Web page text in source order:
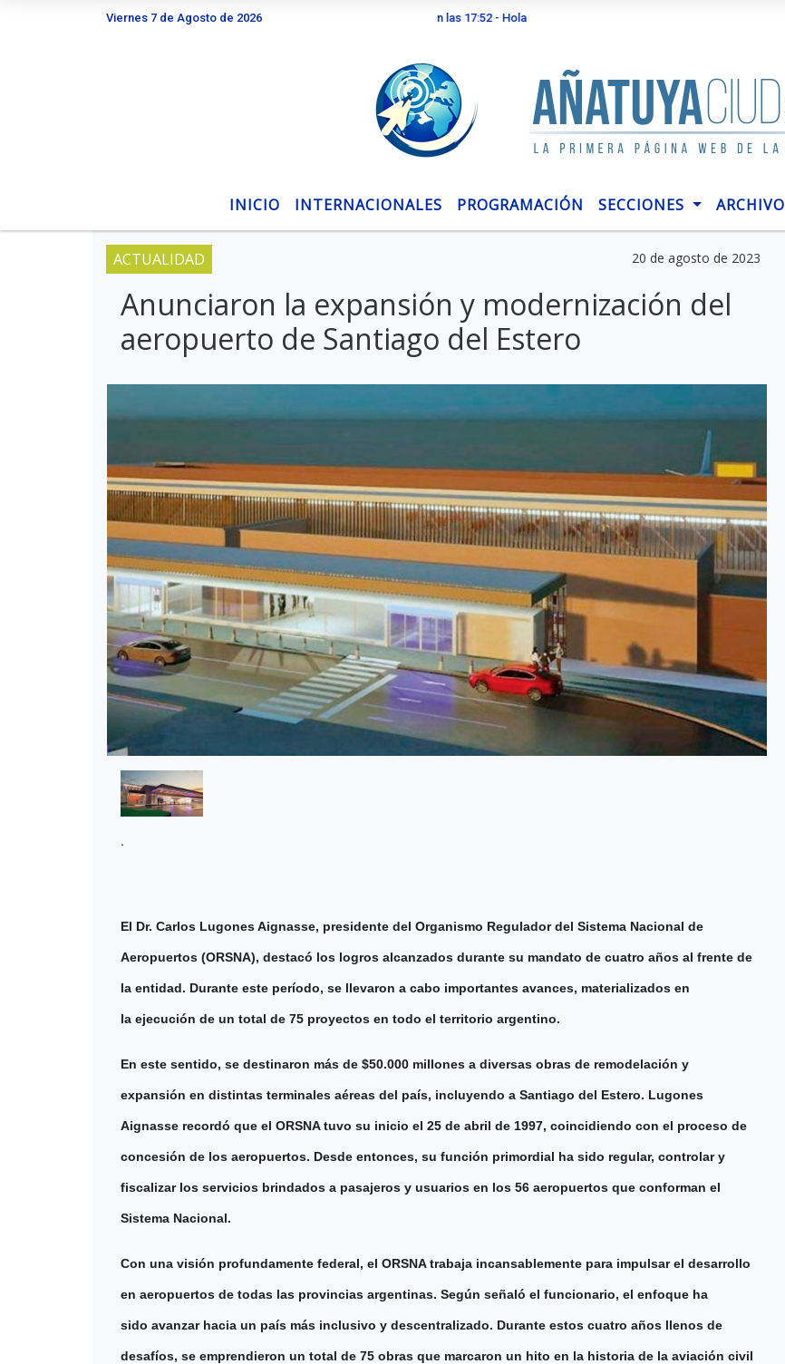
Viernes 7 de Agosto de 2026
Hoy es Viernes 7 de Agosto de 2026 y son las 17:52 - Hola
INICIO INTERNACIONALES PROGRAMACIÓN SECCIONES ARCHIVO
ACTUALIDAD 20 de agosto de 2023
Anunciaron la expansión y modernización del
aeropuerto de Santiago del Estero
.
El Dr. Carlos Lugones Aignasse, presidente del Organismo Regulador del Sistema Nacional de
Aeropuertos (ORSNA), destacó los logros alcanzados durante su mandato de cuatro años al frente de
la entidad. Durante este período, se llevaron a cabo importantes avances, materializados en
la ejecución de un total de 75 proyectos en todo el territorio argentino.
En este sentido, se destinaron más de $50.000 millones a diversas obras de remodelación y
expansión en distintas terminales aéreas del país, incluyendo a Santiago del Estero. Lugones
Aignasse recordó que el ORSNA tuvo su inicio el 25 de abril de 1997, coincidiendo con el proceso de
concesión de los aeropuertos. Desde entonces, su función primordial ha sido regular, controlar y
fiscalizar los servicios brindados a pasajeros y usuarios en los 56 aeropuertos que conforman el
Sistema Nacional.
Con una visión profundamente federal, el ORSNA trabaja incansablemente para impulsar el desarrollo
en aeropuertos de todas las provincias argentinas. Según señaló el funcionario, el enfoque ha
sido avanzar hacia un país más inclusivo y descentralizado. Durante estos cuatro años llenos de
desafíos, se emprendieron un total de 75 obras que marcaron un hito en la historia de la aviación civil